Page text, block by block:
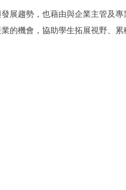
展趨勢，也藉由與企業主管及
的機會，協助學生拓展視野、累